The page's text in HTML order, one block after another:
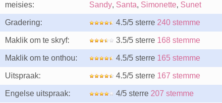
meisies:
Sandy, Santa, Simonette, Sunet
Gradering: 4.5/5 sterre 240 stemme
Maklik om te skryf: 3.5/5 sterre 168 stemme
Maklik om te onthou: 4.5/5 sterre 165 stemme
Uitspraak: 4.5/5 sterre 167 stemme
Engelse uitspraak: 4/5 sterre 207 stemme